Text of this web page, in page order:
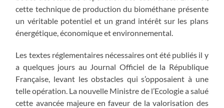
cette technique de production du biométhane présente
un véritable potentiel et un grand intérêt sur les plans
énergétique, économique et environnemental.
Les textes réglementaires nécessaires ont été publiés il y
a quelques jours au Journal Officiel de la République
Française, levant les obstacles qui s’opposaient à une
telle opération. La nouvelle Ministre de l’Ecologie a salué
cette avancée majeure en faveur de la valorisation des